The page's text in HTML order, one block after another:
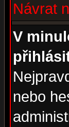
Návrat
V
nebo